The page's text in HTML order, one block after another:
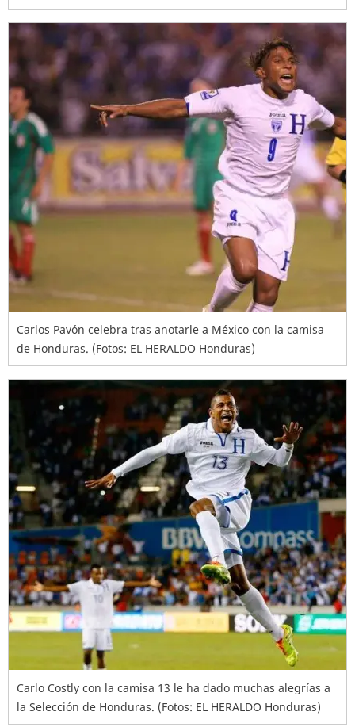
Carlos Pavón celebra tras anotarle a México con la camisa
de Honduras. (Fotos: EL HERALDO Honduras)
Carlo Costly con la camisa 13 le ha dado muchas alegrías a
la Selección de Honduras. (Fotos: EL HERALDO Honduras)